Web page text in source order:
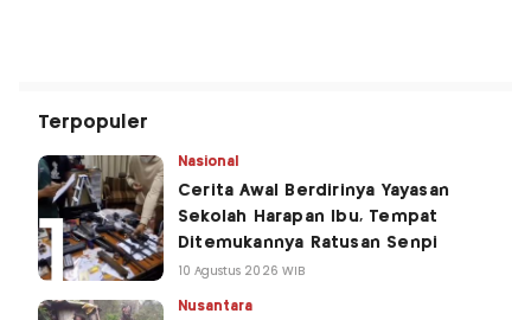
Terpopuler
Nasional
Cerita Awal Berdirinya Yayasan
Sekolah Harapan Ibu, Tempat
Ditemukannya Ratusan Senpi
10 Agustus 2026 WIB
Nusantara